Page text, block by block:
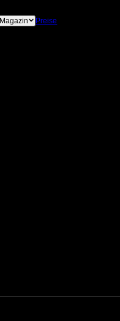
Magazin Preise